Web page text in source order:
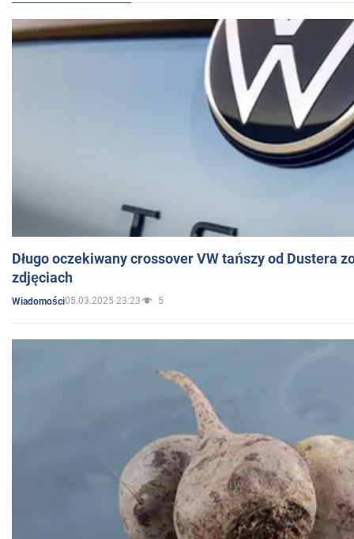
Długo oczekiwany crossover VW tańszy od Dustera
zdjęciach
Wiadomości05.03.2025 23:23 5